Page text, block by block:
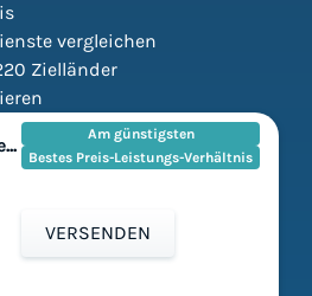
vergleichen
Zielländer
UPS Expedited®
Am günstigsten
Bestes Preis-Leistungs-Verhältnis
VERSENDEN